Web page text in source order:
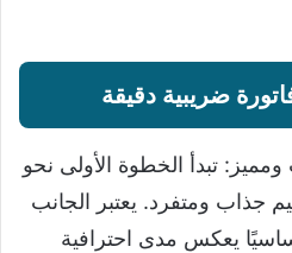
ضريبية دقيقة
تبدأ الخطوة الأولى نحو
جذاب ومتفرد. يعتبر الجانب
يعكس مدى احترافية